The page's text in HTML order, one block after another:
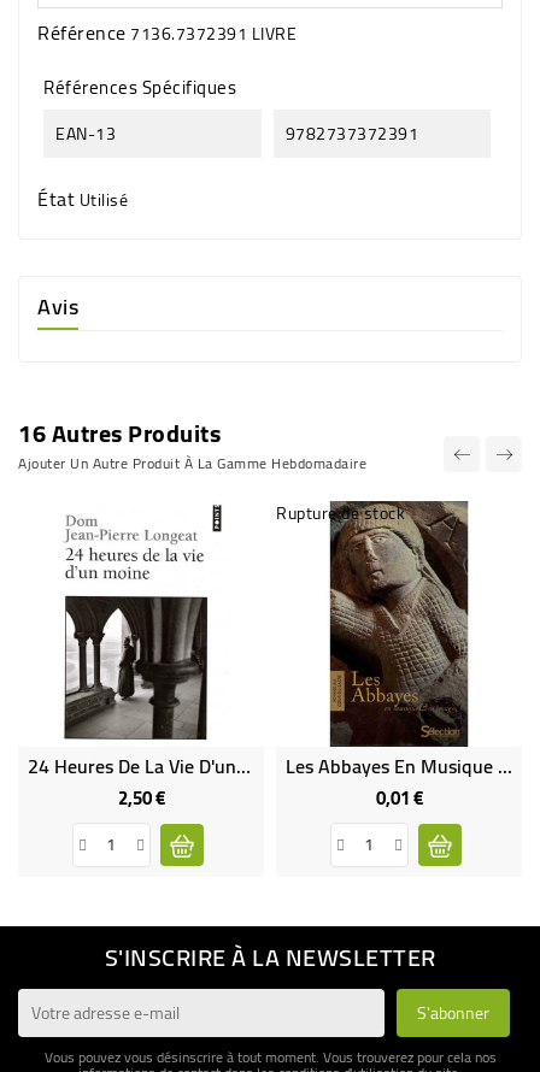
Référence7136.7372391 LIVRE
Références Spécifiques
EAN-13 9782737372391
ÉtatUtilisé
Avis
16 Autres Produits
Ajouter Un Autre Produit À La Gamme Hebdomadaire
24 Heures De La Vie D'un Moine
2,50 €Prix
Rupture de stock
Les Abbayes En Musique Et Images -DVD + CD + Livre (Occasion)
0,01 €Prix
S'INSCRIRE À LA NEWSLETTER
Vous pouvez vous désinscrire à tout moment. Vous trouverez pour cela nos